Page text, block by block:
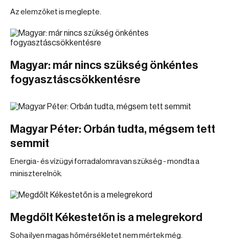
Az elemzőket is meglepte.
Magyar: már nincs szükség önkéntes
fogyasztáscsökkentésre
Magyar Péter: Orbán tudta, mégsem tett
semmit
Energia- és vízügyi forradalomra van szükség - mondta a
miniszterelnök.
Megdőlt Kékestetőn is a melegrekord
Soha ilyen magas hőmérsékletet nem mértek még.